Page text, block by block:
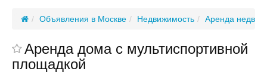
Объявления в Москве Недвижимость Аренда
Аренда дома с мультиспортивной
площадкой